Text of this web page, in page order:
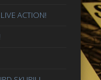
ACTION!